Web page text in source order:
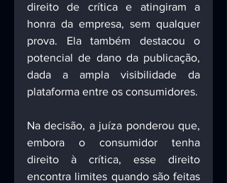
direito de crítica e atingiram a
honra da empresa, sem qualquer
prova. Ela também destacou o
potencial de dano da publicação,
dada a ampla visibilidade da
plataforma entre os consumidores.
Na decisão, a juíza ponderou que,
embora o consumidor tenha
direito à crítica, esse direito
encontra limites quando são feitas